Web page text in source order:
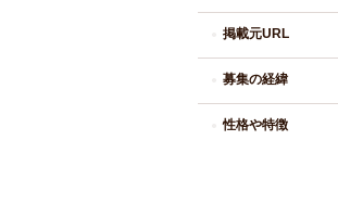
掲載元URL
募集の経緯
性格や特徴